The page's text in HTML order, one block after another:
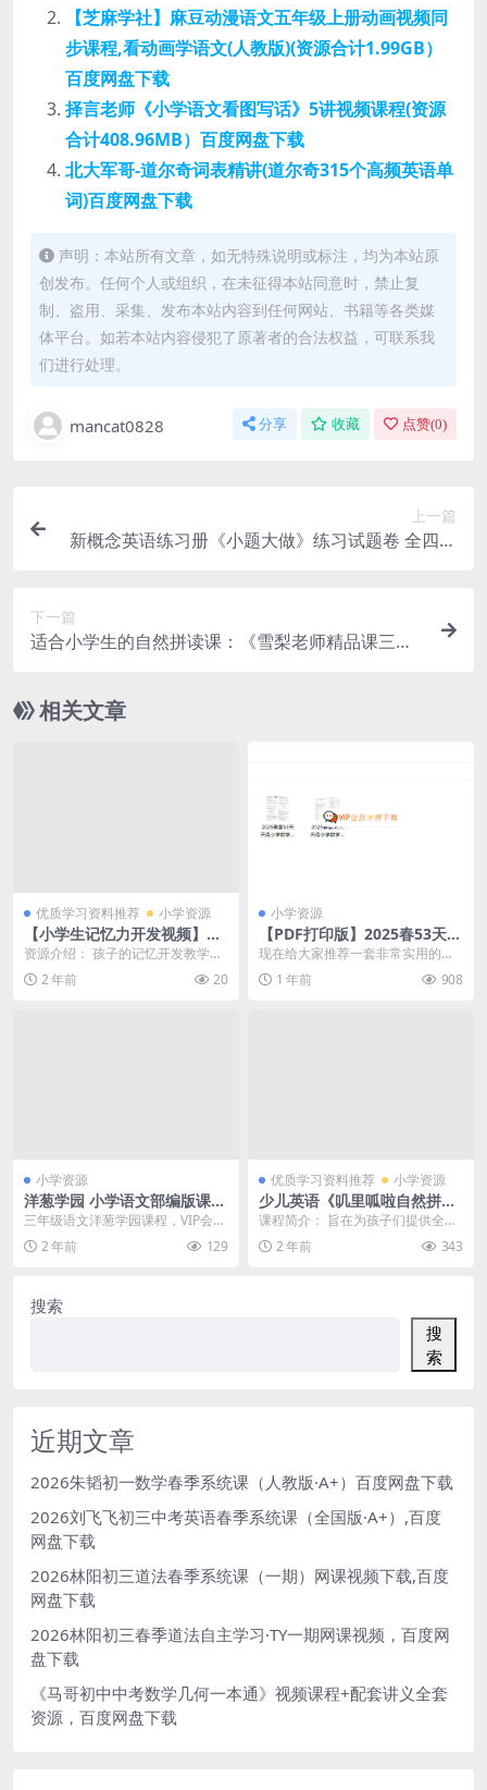
【芝麻学社】麻豆动漫语文五年级上册动画视频同
步课程,看动画学语文(人教版)(资源合计1.99GB）
百度网盘下载
择言老师《小学语文看图写话》5讲视频课程(资源
合计408.96MB）百度网盘下载
北大军哥-道尔奇词表精讲(道尔奇315个高频英语单
词)百度网盘下载
声明：本站所有文章，如无特殊说明或标注，均为本站原
创发布。任何个人或组织，在未征得本站同意时，禁止复
制、盗用、采集、发布本站内容到任何网站、书籍等各类媒
体平台。如若本站内容侵犯了原著者的合法权益，可联系我
们进行处理。
mancat0828 分享 收藏 点赞(0)
上一篇
新概念英语练习册《小题大做》练习试题卷 全四册
下一篇
适合小学生的自然拼读课：《雪梨老师精品课三合
盘下载
相关文章
优质学习资料推荐 小学资源
【小学生记忆力开发视频】有
道精品课 菲常记忆潜能开发班
下载
资源介绍： 孩子的记忆开发教学视
频，打开孩子的记忆力，推荐大家
这份：【小学生记忆...
2 年前 20
小学资源
【PDF打印版】2025春53天天
练 人教版数学三年级下册 试
测评卷 3份PDF电子版文档 在
现在给大家推荐一套非常实用的学
习资料——2025年春季的53天天练
人教版数学三年...
1 年前 908
小学资源
洋葱学园 小学语文部编版课本
配套 三年级语文下册古诗词动
画课（2023年）学习资源百度
网盘下载
三年级语文洋葱学园课程，VIP会员
可通过网盘转存下载或者在线播
放。本课程共1.0...
2 年前 129
优质学习资料推荐 小学资源
少儿英语《叽里呱啦自然拼读
Lv1》视频课程(资源合计4.45
GB）百度网盘下载
课程简介： 旨在为孩子们提供全新
的学习方式和体验。通过互动课
堂，孩子们可以与老师...
2 年前 343
搜索
搜
索
近期文章
2026朱韬初一数学春季系统课（人教版·A+）百度网盘下载
2026刘飞飞初三中考英语春季系统课（全国版·A+）,百度
网盘下载
2026林阳初三道法春季系统课（一期）网课视频下载,百度
网盘下载
2026林阳初三春季道法自主学习·TY一期网课视频，百度网
盘下载
《马哥初中中考数学几何一本通》视频课程+配套讲义全套
资源，百度网盘下载